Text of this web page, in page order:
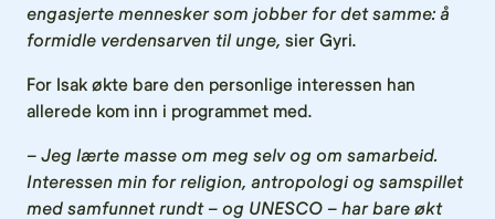
engasjerte mennesker som jobber for det samme: å
formidle verdensarven til unge, sier Gyri.
For Isak økte bare den personlige interessen han
allerede kom inn i programmet med.
– Jeg lærte masse om meg selv og om samarbeid.
Interessen min for religion, antropologi og samspillet
med samfunnet rundt – og UNESCO – har bare økt